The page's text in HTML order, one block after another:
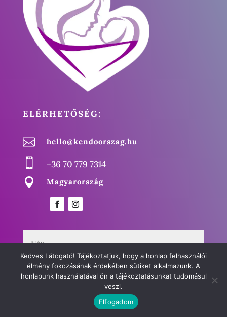
ELÉRHETŐSÉG:
 hello@kendoorszag.hu
 +36 70 779 7314
 Magyarország
Kedves Látogató! Tájékoztatjuk, hogy a honlap felhasználói
élmény fokozásának érdekében sütiket alkalmazunk. A
honlapunk használatával ön a tájékoztatásunkat tudomásul
veszi.
Elfogadom